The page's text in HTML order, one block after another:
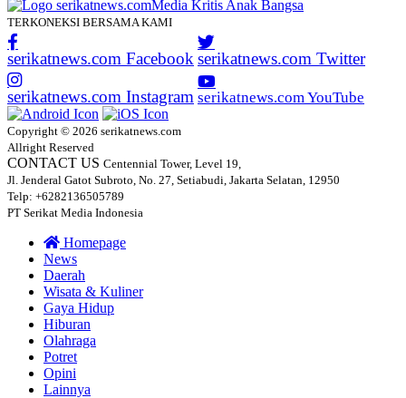
TERKONEKSI BERSAMA KAMI
serikatnews.com Facebook serikatnews.com Twitter
serikatnews.com Instagram serikatnews.com YouTube
Copyright © 2026 serikatnews.com
Allright Reserved
CONTACT US Centennial Tower, Level 19,
Jl. Jenderal Gatot Subroto, No. 27, Setiabudi, Jakarta Selatan, 12950
Telp: +6282136505789
PT Serikat Media Indonesia
Homepage
News
Daerah
Wisata & Kuliner
Gaya Hidup
Hiburan
Olahraga
Potret
Opini
Lainnya